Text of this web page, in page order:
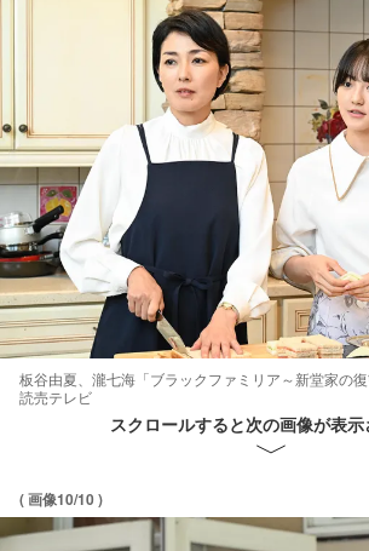
板谷由夏、瀧七海「ブラックファミリア～新堂家の復
読売テレビ
スクロールすると次の画像が表
( 画像10/10 )